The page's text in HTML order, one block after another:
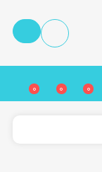
0
0
0